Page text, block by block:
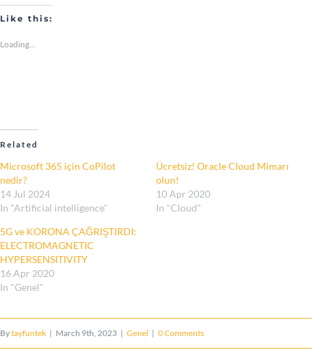
Like this:
Loading...
Related
Microsoft 365 için CoPilot
nedir?
14 Jul 2024
In "Artificial intelligence"
Ücretsiz! Oracle Cloud Mimarı
olun!
10 Apr 2020
In "Cloud"
5G ve KORONA ÇAĞRIŞTIRDI:
ELECTROMAGNETIC
HYPERSENSITIVITY
16 Apr 2020
In "Genel"
Bytayfuntek | March 9th, 2023 | Genel | 0 Comments